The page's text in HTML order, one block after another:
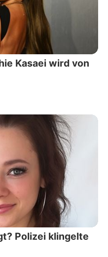
Kasaei wird von
Polizei klingelte